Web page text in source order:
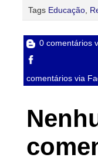
Tags Educação,
0 comentários
comentários via